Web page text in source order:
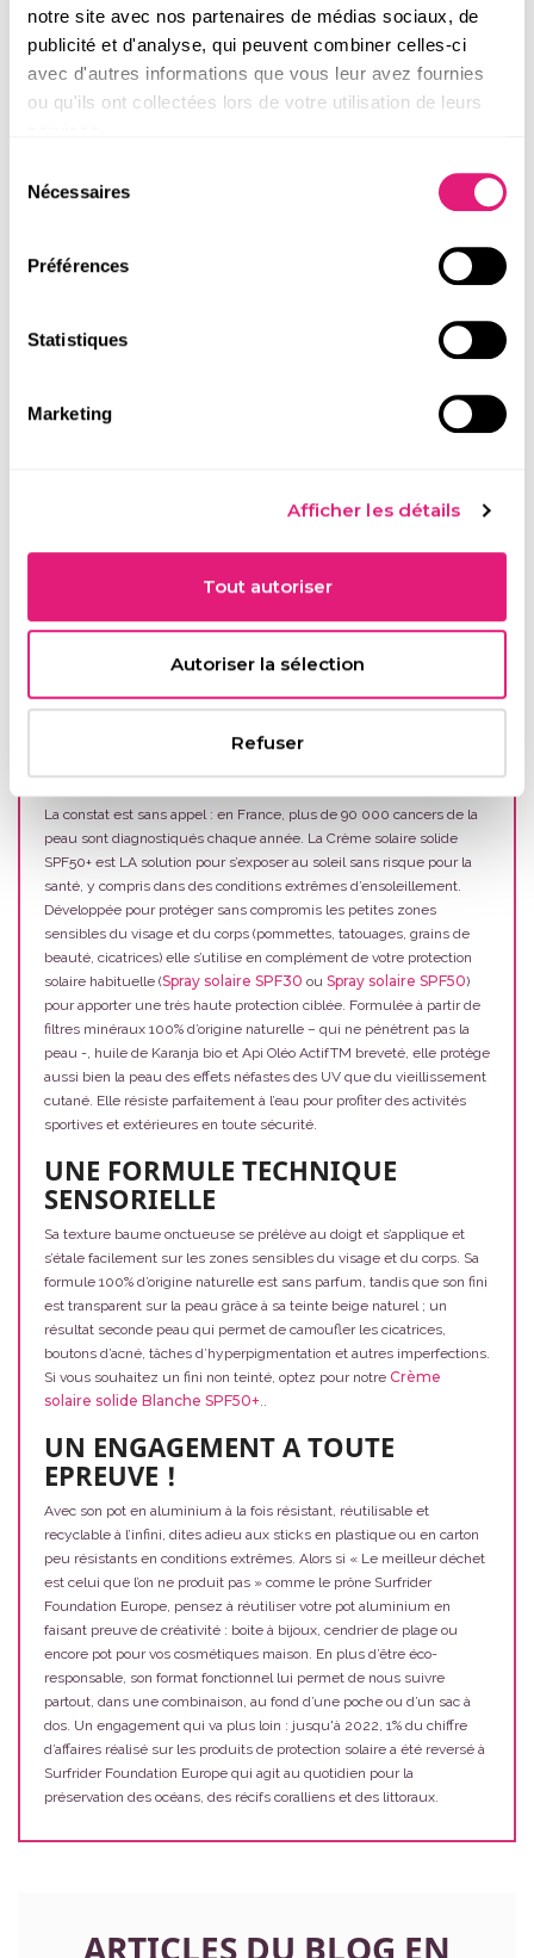
notre site avec nos partenaires de médias sociaux, de
publicité et d'analyse, qui peuvent combiner celles-ci
avec d'autres informations que vous leur avez fournies
ou qu'ils ont collectées lors de votre utilisation de leurs
Nécessaires
Préférences
Statistiques
Marketing
Afficher les détails
Tout autoriser
Autoriser la sélection
Refuser
19,95 €
Crème Solaire Solide
AU SOLEIL, LA SÉCURITÉ AVANT
TOUT
La constat est sans appel : en France, plus de 90 000 cancers de la
peau sont diagnostiqués chaque année. La Crème solaire solide
SPF50+ est LA solution pour s’exposer au soleil sans risque pour la
santé, y compris dans des conditions extrêmes d’ensoleillement.
Développée pour protéger sans compromis les petites zones
sensibles du visage et du corps (pommettes, tatouages, grains de
beauté, cicatrices) elle s’utilise en complément de votre protection
solaire habituelle (Spray solaire SPF30 ou Spray solaire SPF50)
pour apporter une très haute protection ciblée. Formulée à partir de
filtres minéraux 100% d’origine naturelle – qui ne pénètrent pas la
peau -, huile de Karanja bio et Api Oléo ActifTM breveté, elle protège
aussi bien la peau des effets néfastes des UV que du vieillissement
cutané. Elle résiste parfaitement à l’eau pour profiter des activités
sportives et extérieures en toute sécurité.
UNE FORMULE TECHNIQUE
SENSORIELLE
Sa texture baume onctueuse se prélève au doigt et s’applique et
s’étale facilement sur les zones sensibles du visage et du corps. Sa
formule 100% d’origine naturelle est sans parfum, tandis que son fini
est transparent sur la peau grâce à sa teinte beige naturel ; un
résultat seconde peau qui permet de camoufler les cicatrices,
boutons d’acné, tâches d’hyperpigmentation et autres imperfections.
Si vous souhaitez un fini non teinté, optez pour notre Crème
solaire solide Blanche SPF50+..
UN ENGAGEMENT A TOUTE
EPREUVE !
Avec son pot en aluminium à la fois résistant, réutilisable et
recyclable à l’infini, dites adieu aux sticks en plastique ou en carton
peu résistants en conditions extrêmes. Alors si « Le meilleur déchet
est celui que l’on ne produit pas » comme le prône Surfrider
Foundation Europe, pensez à réutiliser votre pot aluminium en
faisant preuve de créativité : boite à bijoux, cendrier de plage ou
encore pot pour vos cosmétiques maison. En plus d’être éco-
responsable, son format fonctionnel lui permet de nous suivre
partout, dans une combinaison, au fond d’une poche ou d’un sac à
dos. Un engagement qui va plus loin : jusqu'à 2022, 1% du chiffre
d’affaires réalisé sur les produits de protection solaire a été reversé à
Surfrider Foundation Europe qui agit au quotidien pour la
préservation des océans, des récifs coralliens et des littoraux.
ARTICLES DU BLOG EN